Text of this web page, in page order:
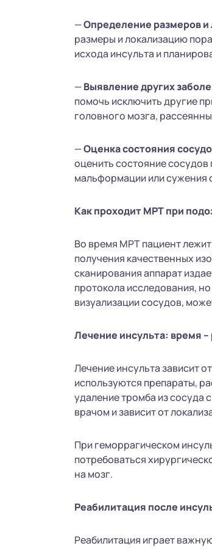
—Определение размеров
размеры и локализацию
исхода инсульта и
—Выявление других
помочь исключить другие
головного мозга,
—Оценка состояния
оценить состояние
мальформации или сужения
Как проходит МРТ при
Во время МРТ пациент
получения качественных
сканирования аппарат
протокола исследования,
визуализации сосудов,
Лечение инсульта: время
Лечение инсульта зависит
используются препараты,
удаление тромба из сосуда
врачом и зависит от
При геморрагическом
потребоваться
на мозг.
Реабилитация после
Реабилитация играет